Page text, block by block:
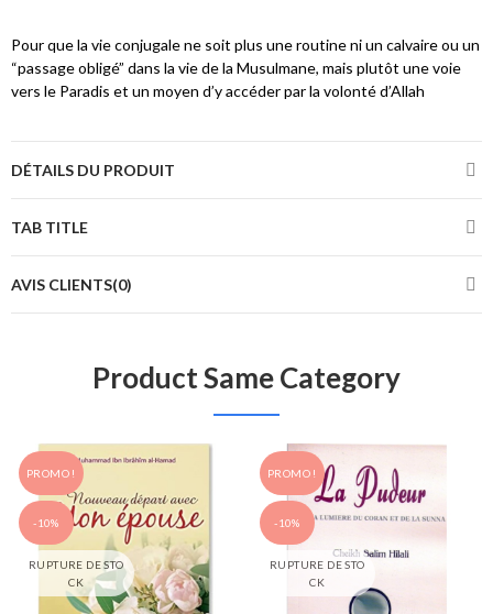
Pour que la vie conjugale ne soit plus une routine ni un calvaire ou un
“passage obligé” dans la vie de la Musulmane, mais plutôt une voie
vers le Paradis et un moyen d’y accéder par la volonté d’Allah
DÉTAILS DU PRODUIT
TAB TITLE
AVIS CLIENTS(0)
Product Same Category
PROMO !
-10%
RUPTURE DE STO
CK
PROMO !
-10%
RUPTURE DE STO
CK